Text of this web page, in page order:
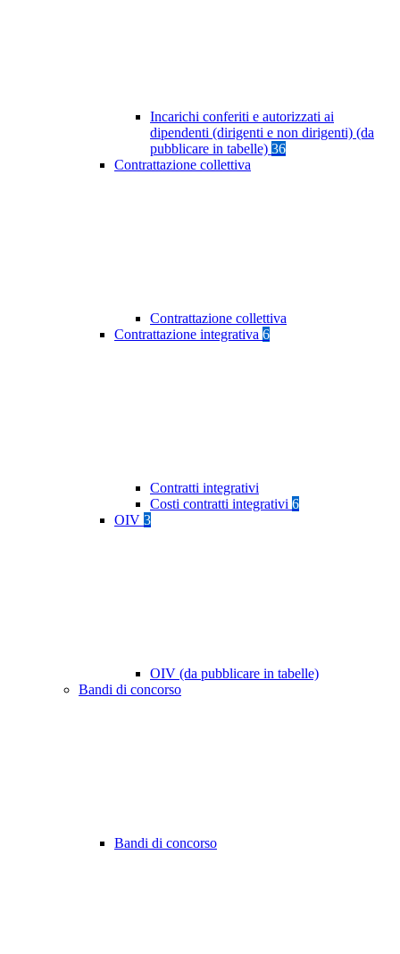
Incarichi conferiti e autorizzati ai
dipendenti (dirigenti e non dirigenti) (da
pubblicare in tabelle) 36
Contrattazione collettiva
Contrattazione collettiva
Contrattazione integrativa 6
Contratti integrativi
Costi contratti integrativi 6
OIV 3
OIV (da pubblicare in tabelle)
Bandi di concorso
Bandi di concorso